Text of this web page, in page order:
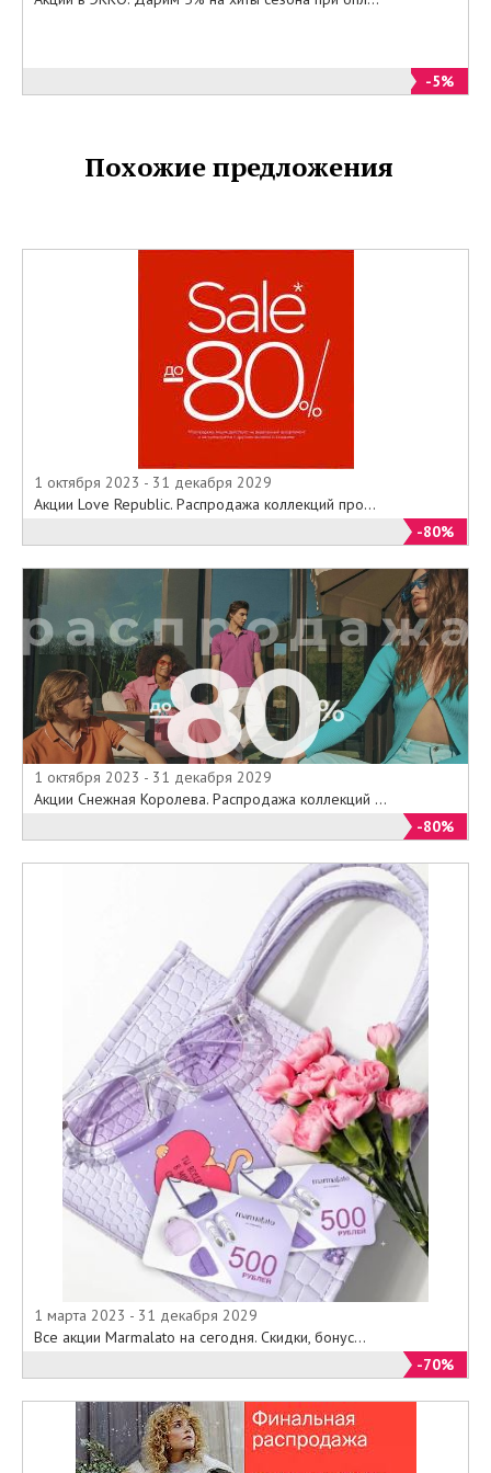
-5%
Похожие предложения
1 октября 2023 - 31 декабря 2029
Акции Love Republic. Распродажа коллекций про...
-80%
1 октября 2023 - 31 декабря 2029
Акции Снежная Королева. Распродажа коллекций ...
-80%
1 марта 2023 - 31 декабря 2029
Все акции Marmalato на сегодня. Скидки, бонус...
-70%